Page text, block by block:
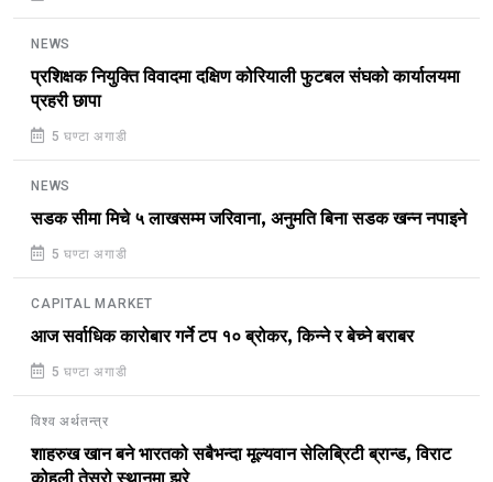
NEWS
प्रशिक्षक नियुक्ति विवादमा दक्षिण कोरियाली फुटबल संघको कार्यालयमा
प्रहरी छापा
5 घण्टा अगाडी
NEWS
सडक सीमा मिचे ५ लाखसम्म जरिवाना, अनुमति बिना सडक खन्न नपाइने
5 घण्टा अगाडी
CAPITAL MARKET
आज सर्वाधिक कारोबार गर्ने टप १० ब्रोकर, किन्ने र बेच्ने बराबर
5 घण्टा अगाडी
विश्व अर्थतन्त्र
शाहरुख खान बने भारतको सबैभन्दा मूल्यवान सेलिब्रिटी ब्रान्ड, विराट